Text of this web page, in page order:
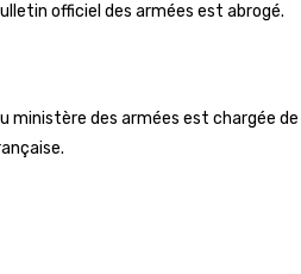
officiel des armées est abrogé.
ministère des armées est chargée